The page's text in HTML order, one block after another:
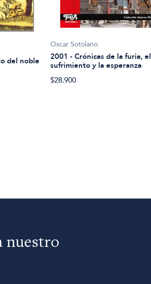
del noble
Oscar Sotolano
2001 - Crónicas de la furia, el
sufrimiento y la esperanza
$28.900
nuestro